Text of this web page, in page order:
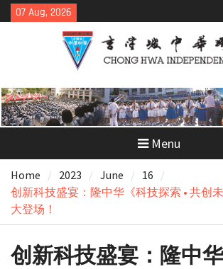
Skip
to
07 Aug, 2026
Menu
Home 2023 June
16
创新科技盛宴：隆中华《科技探索 • 共创
大登场！
创新科技盛宴：隆中